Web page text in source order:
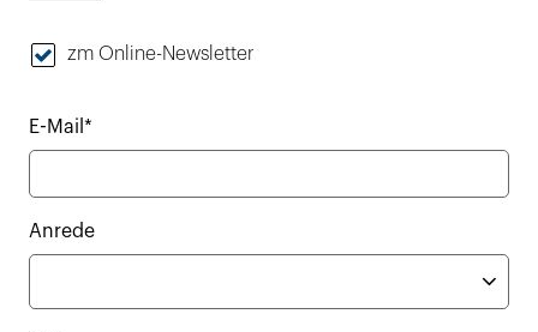
zm Online-Newsletter
E-Mail*
Anrede